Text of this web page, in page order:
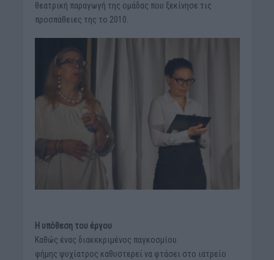
θεατρική παραγωγή της ομάδας που ξεκίνησε τις
προσπάθειες της το 2010.
Η υπόθεση του έργου
Καθώς ένας διακεκριμένος παγκοσμίου
φήμης ψυχίατρος καθυστερεί να φτάσει στο ιατρείο